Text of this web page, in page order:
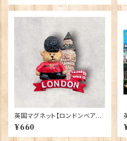
英国マグネット【ロンドンベア】A
&S Gifts 90030（RMG-037）
¥660